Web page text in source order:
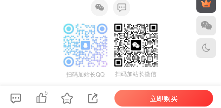
扫码加站长QQ 扫码加站长微信
5
立即购买